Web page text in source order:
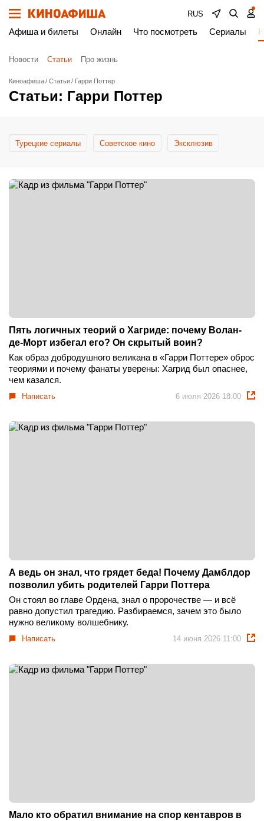
RUS
Афиша и билеты Онлайн Что посмотреть Сериалы
Новости Статьи Про жизнь
Киноафиша Статьи Гарри Поттер
Статьи: Гарри Поттер
Турецкие сериалы Cоветское кино Эксклюзив
Пять логичных теорий о Хагриде: почему Волан-
де-Морт избегал его? Он скрытый воин?
Как образ добродушного великана в «Гарри Поттере» оброс
теориями и почему фанаты уверены: Хагрид был опаснее,
чем казался.
Написать 6 июля 2026 18:00
А ведь он знал, что грядет беда! Почему Дамблдор
позволил убить родителей Гарри Поттера
Он стоял во главе Ордена, знал о пророчестве — и всё
равно допустил трагедию. Разбираемся, зачем это было
нужно великому волшебнику.
Написать 14 июня 2026 11:00
Мало кто обратил внимание на спор кентавров в